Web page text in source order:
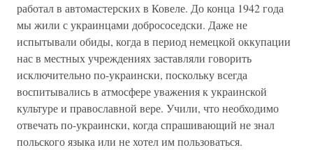
работал в автомастерских в Ковеле. До конца 1942 года
мы жили с украинцами добрососедски. Даже не
испытывали обиды, когда в период немецкой оккупации
нас в местных учреждениях заставляли говорить
исключительно по-украински, поскольку всегда
воспитывались в атмосфере уважения к украинской
культуре и православной вере. Учили, что необходимо
отвечать по-украински, когда спрашивающий не знал
польского языка или не хотел им пользоваться.